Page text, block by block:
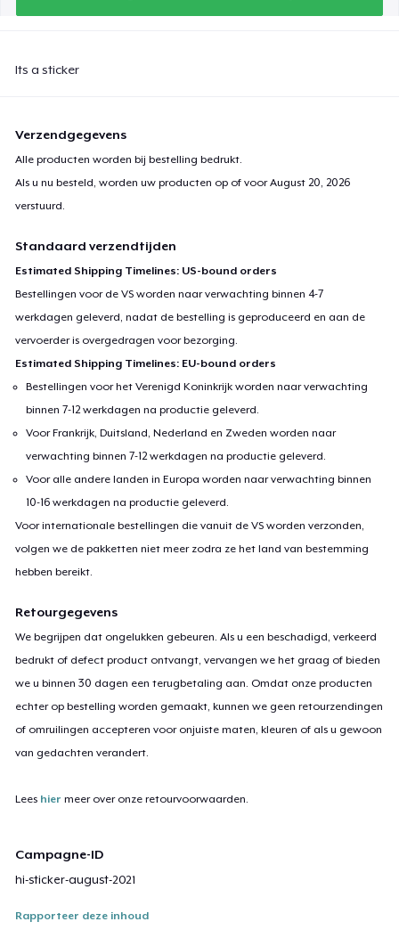
Its a sticker
Verzendgegevens
Alle producten worden bij bestelling bedrukt.
Als u nu besteld, worden uw producten op of voorAugust 20, 2026
verstuurd.
Standaard verzendtijden
Estimated Shipping Timelines: US-bound orders
Bestellingen voor de VS worden naar verwachting binnen 4-7
werkdagen geleverd, nadat de bestelling is geproduceerd en aan de
vervoerder is overgedragen voor bezorging.
Estimated Shipping Timelines: EU-bound orders
Bestellingen voor het Verenigd Koninkrijk worden naar verwachting
binnen 7-12 werkdagen na productie geleverd.
Voor Frankrijk, Duitsland, Nederland en Zweden worden naar
verwachting binnen 7-12 werkdagen na productie geleverd.
Voor alle andere landen in Europa worden naar verwachting binnen
10-16 werkdagen na productie geleverd.
Voor internationale bestellingen die vanuit de VS worden verzonden,
volgen we de pakketten niet meer zodra ze het land van bestemming
hebben bereikt.
Retourgegevens
We begrijpen dat ongelukken gebeuren. Als u een beschadigd, verkeerd
bedrukt of defect product ontvangt, vervangen we het graag of bieden
we u binnen 30 dagen een terugbetaling aan. Omdat onze producten
echter op bestelling worden gemaakt, kunnen we geen retourzendingen
of omruilingen accepteren voor onjuiste maten, kleuren of als u gewoon
van gedachten verandert.
Lees hier meer over onze retourvoorwaarden.
Campagne-ID
hi-sticker-august-2021
Rapporteer deze inhoud